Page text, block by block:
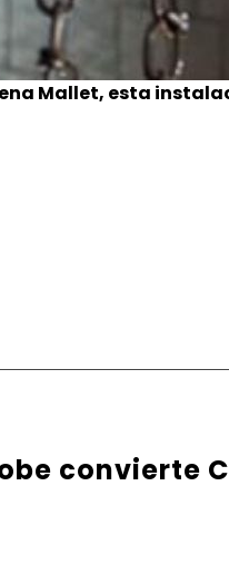
Mallet, esta
convierte